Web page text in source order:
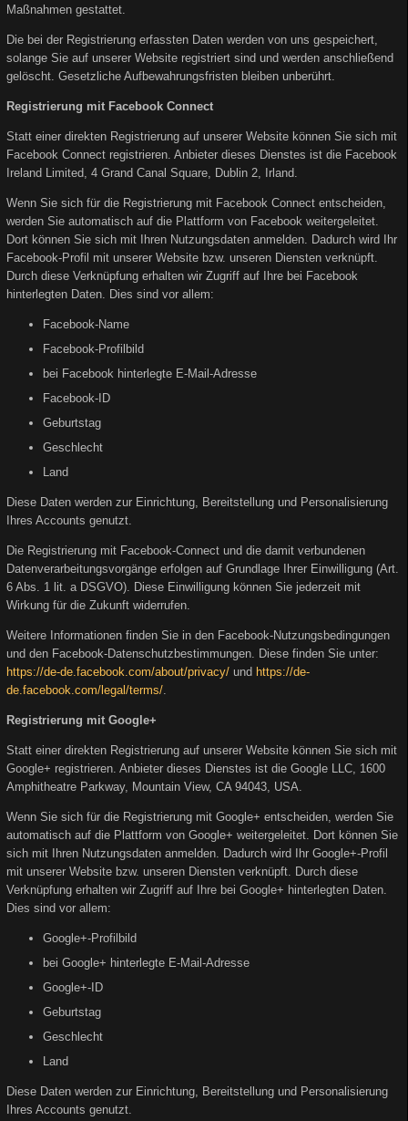
Maßnahmen gestattet.
Die bei der Registrierung erfassten Daten werden von uns gespeichert,
solange Sie auf unserer Website registriert sind und werden anschließend
gelöscht. Gesetzliche Aufbewahrungsfristen bleiben unberührt.
Registrierung mit Facebook Connect
Statt einer direkten Registrierung auf unserer Website können Sie sich mit
Facebook Connect registrieren. Anbieter dieses Dienstes ist die Facebook
Ireland Limited, 4 Grand Canal Square, Dublin 2, Irland.
Wenn Sie sich für die Registrierung mit Facebook Connect entscheiden,
werden Sie automatisch auf die Plattform von Facebook weitergeleitet.
Dort können Sie sich mit Ihren Nutzungsdaten anmelden. Dadurch wird Ihr
Facebook-Profil mit unserer Website bzw. unseren Diensten verknüpft.
Durch diese Verknüpfung erhalten wir Zugriff auf Ihre bei Facebook
hinterlegten Daten. Dies sind vor allem:
Facebook-Name
Facebook-Profilbild
bei Facebook hinterlegte E-Mail-Adresse
Facebook-ID
Geburtstag
Geschlecht
Land
Diese Daten werden zur Einrichtung, Bereitstellung und Personalisierung
Ihres Accounts genutzt.
Die Registrierung mit Facebook-Connect und die damit verbundenen
Datenverarbeitungsvorgänge erfolgen auf Grundlage Ihrer Einwilligung (Art.
6 Abs. 1 lit. a DSGVO). Diese Einwilligung können Sie jederzeit mit
Wirkung für die Zukunft widerrufen.
Weitere Informationen finden Sie in den Facebook-Nutzungsbedingungen
und den Facebook-Datenschutzbestimmungen. Diese finden Sie unter:
https://de-de.facebook.com/about/privacy/ und https://de-
de.facebook.com/legal/terms/.
Registrierung mit Google+
Statt einer direkten Registrierung auf unserer Website können Sie sich mit
Google+ registrieren. Anbieter dieses Dienstes ist die Google LLC, 1600
Amphitheatre Parkway, Mountain View, CA 94043, USA.
Wenn Sie sich für die Registrierung mit Google+ entscheiden, werden Sie
automatisch auf die Plattform von Google+ weitergeleitet. Dort können Sie
sich mit Ihren Nutzungsdaten anmelden. Dadurch wird Ihr Google+-Profil
mit unserer Website bzw. unseren Diensten verknüpft. Durch diese
Verknüpfung erhalten wir Zugriff auf Ihre bei Google+ hinterlegten Daten.
Dies sind vor allem:
Google+-Profilbild
bei Google+ hinterlegte E-Mail-Adresse
Google+-ID
Geburtstag
Geschlecht
Land
Diese Daten werden zur Einrichtung, Bereitstellung und Personalisierung
Ihres Accounts genutzt.